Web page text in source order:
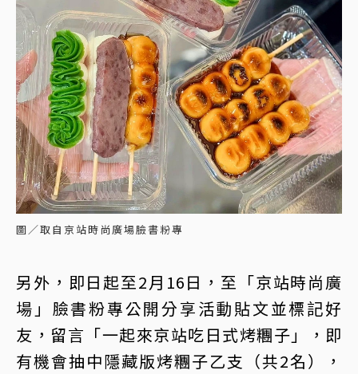
圖／取自京站時尚廣場臉書粉專
另外，即日起至2月16日，至「京站時尚廣
場」臉書粉專公開分享活動貼文並標記好
友，留言「一起來京站吃日式烤糰子」，即
有機會抽中隱藏版烤糰子乙支（共2名），